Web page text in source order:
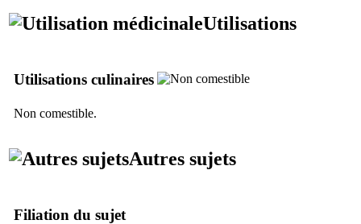
Utilisations
Utilisations culinaires
Non comestible.
Autres sujets
Filiation du sujet